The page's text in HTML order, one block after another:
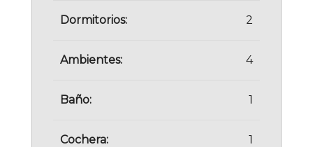
Dormitorios: 2
Ambientes: 4
Baño: 1
Cochera: 1